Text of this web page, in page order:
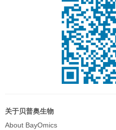
关于贝普奥生物
About BayOmics